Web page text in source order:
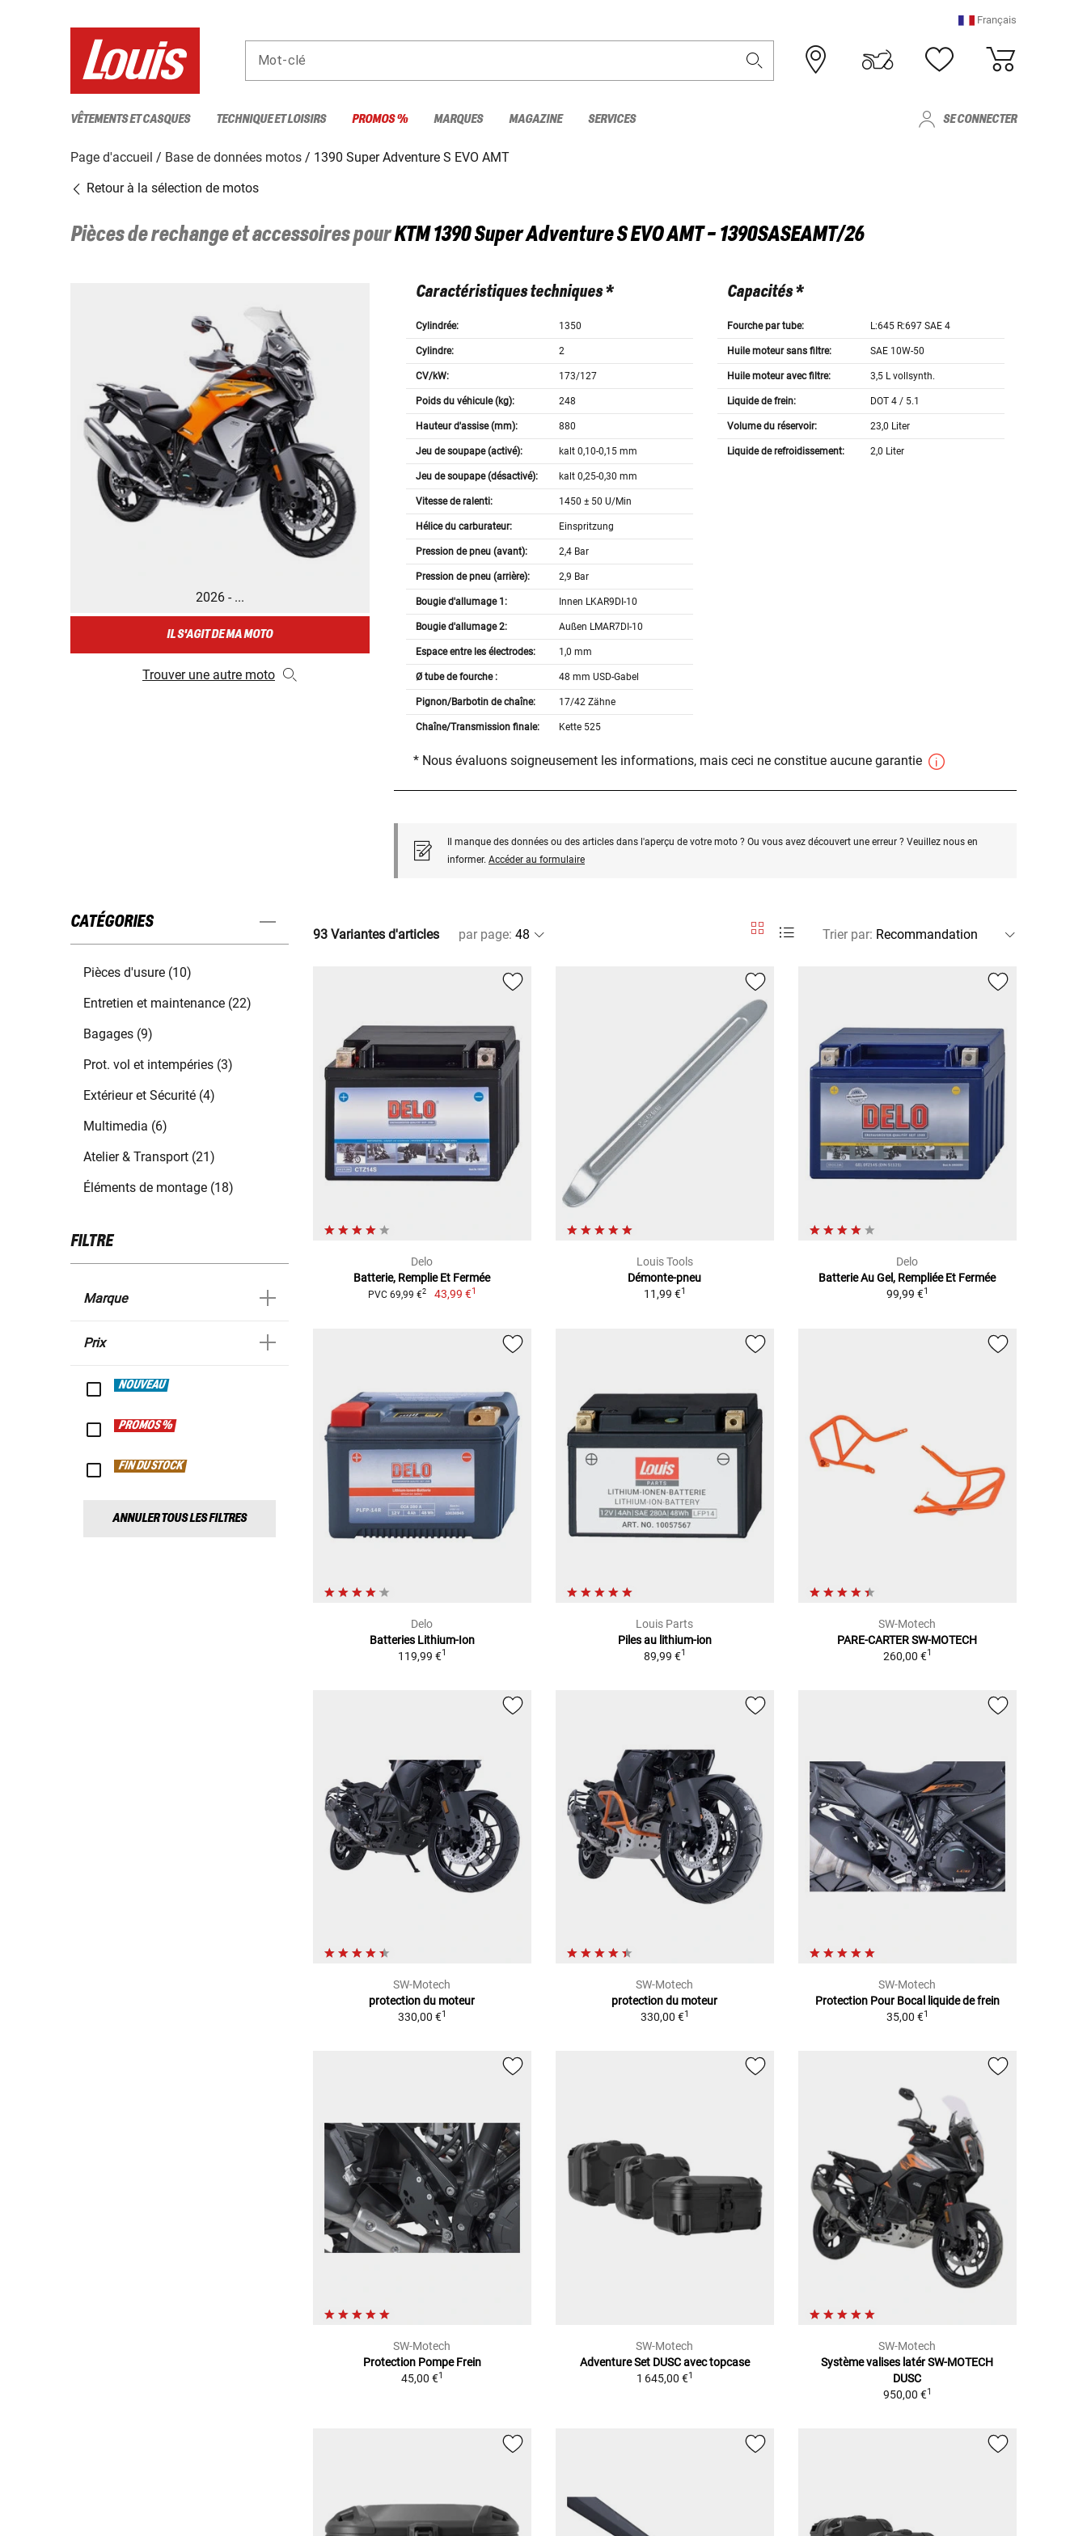
Français
Mot-clé
VÊTEMENTS ET CASQUES TECHNIQUE ET LOISIRS PROMOS % MARQUES MAGAZINE SERVICES SE CONNECTER
Page d'accueil Base de données motos
1390 Super Adventure S EVO AMT
Retour à la sélection de motos
Pièces de rechange et accessoires pourKTM 1390 Super Adventure S EVO AMT - 1390SASEAMT/26
2026 - ...
IL S'AGIT DE MA MOTO
Trouver une autre moto
Caractéristiques techniques *
Cylindrée: 1350
Cylindre: 2
CV/kW: 173/127
Poids du véhicule (kg): 248
Hauteur d'assise (mm): 880
Jeu de soupape (activé): kalt 0,10-0,15 mm
Jeu de soupape (désactivé): kalt 0,25-0,30 mm
Vitesse de ralenti: 1450 ± 50 U/Min
Hélice du carburateur: Einspritzung
Pression de pneu (avant): 2,4 Bar
Pression de pneu (arrière): 2,9 Bar
Bougie d'allumage 1: Innen LKAR9DI-10
Bougie d'allumage 2: Außen LMAR7DI-10
Espace entre les électrodes: 1,0 mm
Ø tube de fourche : 48 mm USD-Gabel
Pignon/Barbotin de chaîne: 17/42 Zähne
Chaîne/Transmission finale: Kette 525
Capacités *
Fourche par tube: L:645 R:697 SAE 4
Huile moteur sans filtre: SAE 10W-50
Huile moteur avec filtre: 3,5 L vollsynth.
Liquide de frein: DOT 4 / 5.1
Volume du réservoir: 23,0 Liter
Liquide de refroidissement: 2,0 Liter
* Nous évaluons soigneusement les informations, mais ceci ne constitue aucune garantie
Il manque des données ou des articles dans l'aperçu de votre moto ? Ou vous avez découvert une erreur ? Veuillez nous en
informer. Accéder au formulaire
CATÉGORIES
Pièces d'usure (10)
Entretien et maintenance (22)
Bagages (9)
Prot. vol et intempéries (3)
Extérieur et Sécurité (4)
Multimedia (6)
Atelier & Transport (21)
Éléments de montage (18)
FILTRE
Marque
Prix
NOUVEAU
PROMOS %
FIN DU STOCK
ANNULER TOUS LES FILTRES
93 Variantes d'articles par page: Trier par:
Delo
Batterie, Remplie Et Fermée
PVC 69,99 €2 43,99 €1
Louis Tools
Démonte-pneu
11,99 €1
Delo
Batterie Au Gel, Rempliée Et Fermée
99,99 €1
Delo
Batteries Lithium-Ion
119,99 €1
Louis Parts
Piles au lithium-ion
89,99 €1
SW-Motech
PARE-CARTER SW-MOTECH
260,00 €1
SW-Motech
protection du moteur
330,00 €1
SW-Motech
protection du moteur
330,00 €1
SW-Motech
Protection Pour Bocal liquide de frein
35,00 €1
SW-Motech
Protection Pompe Frein
45,00 €1
SW-Motech
Adventure Set DUSC avec topcase
1 645,00 €1
SW-Motech
Système valises latér SW-MOTECH
DUSC
950,00 €1